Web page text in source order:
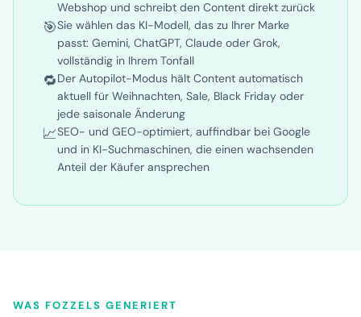
Bidirektionale Synchronisation: Fozzels liest Ihren
Webshop und schreibt den Content direkt zurück
Sie wählen das KI-Modell, das zu Ihrer Marke
passt: Gemini, ChatGPT, Claude oder Grok,
vollständig in Ihrem Tonfall
Der Autopilot-Modus hält Content automatisch
aktuell für Weihnachten, Sale, Black Friday oder
jede saisonale Änderung
SEO- und GEO-optimiert, auffindbar bei Google
und in KI-Suchmaschinen, die einen wachsenden